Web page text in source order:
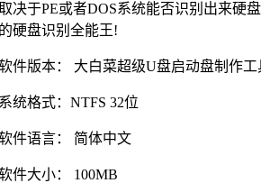
决于PE或者DOS系统能否识别出来硬
硬盘识别全能王!
件版本： 大白菜超级U盘启动盘制作工
统格式：NTFS 32位
件语言： 简体中文
件大小： 100MB